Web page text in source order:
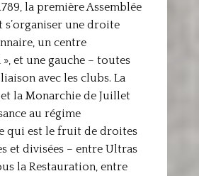
la première Assemblée
une droite
un centre
et une gauche – toutes
avec les clubs. La
la Monarchie de Juillet
au régime
qui est le fruit de droites
et divisées – entre Ultras
la Restauration, entre